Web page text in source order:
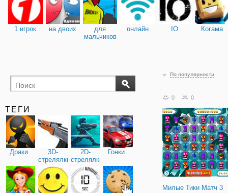
1 игрок на двоих
для
мальчиков
онлайн IO Когама
ТЕГИ
Драки
3D-
стрелялки
2D-
стрелялки
Гонки
По популярности
0 0
Милые Тики Матч 3